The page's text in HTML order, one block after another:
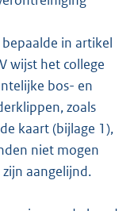
in artikel
wijst het college
bos- en
zoals
kaart (bijlage 1),
niet mogen
aangelijnd.